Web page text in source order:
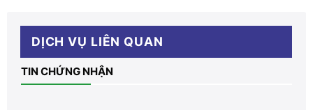
DỊCH VỤ LIÊN QUAN
TIN CHỨNG NHẬN